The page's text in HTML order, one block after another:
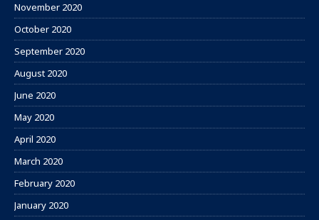
November 2020
October 2020
September 2020
August 2020
June 2020
May 2020
April 2020
March 2020
February 2020
January 2020